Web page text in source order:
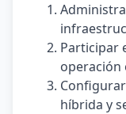
Participar
operación
híbrida y